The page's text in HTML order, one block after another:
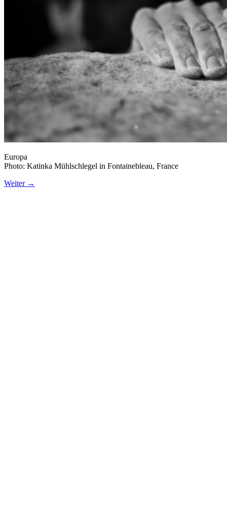
Europa
Photo: Katinka Mühlschlegel in Fontainebleau, France
Weiter →